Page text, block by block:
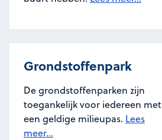
Grondstoffenpark
De grondstoffenparken zijn
toegankelijk voor iedereen met
een geldige milieupas. Lees
meer...